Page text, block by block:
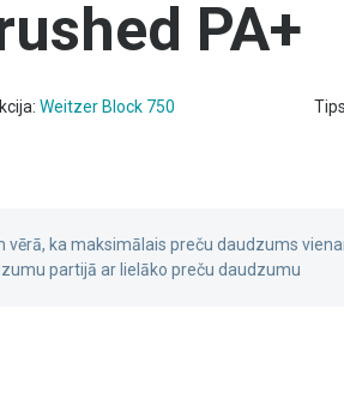
PA+
Weitzer Block 750
vērā, ka maksimālais preču daudzums
partijā ar lielāko preču daudzumu